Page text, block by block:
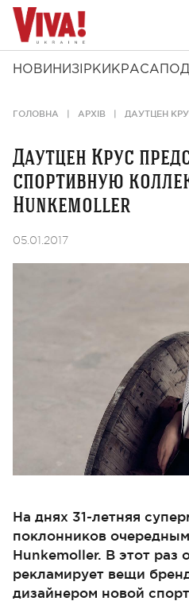
НОВИНИ ЗІРКИ КРАСА
ГОЛОВНА АРХІВ ДАУТЦЕН
Даутцен Крус
спортивную
Hunkemoller
05.01.2017
На днях 31-летняя
поклонников
Hunkemoller. В этот раз
рекламирует вещи
дизайнером новой